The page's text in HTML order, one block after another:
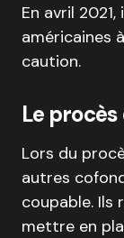
En avril
américaines
caution.
Le
Lors du
autres
coupable. Ils
mettre en